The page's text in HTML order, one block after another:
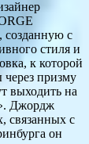
с
стиля и
к которой
призму
выходить на
Джордж
связанных с
он